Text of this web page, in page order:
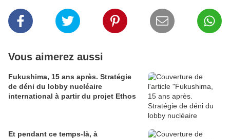
Vous aimerez aussi
Fukushima, 15 ans après. Stratégie
de déni du lobby nucléaire
international à partir du projet Ethos
Et pendant ce temps-là, à